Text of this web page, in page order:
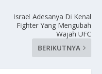
Israel Adesanya Di Kenal
Fighter Yang Mengubah
Wajah UFC
BERIKUTNYA